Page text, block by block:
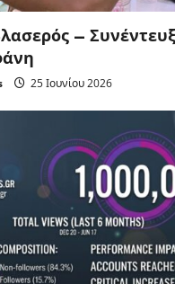
–
25 Ιουνίου 2026